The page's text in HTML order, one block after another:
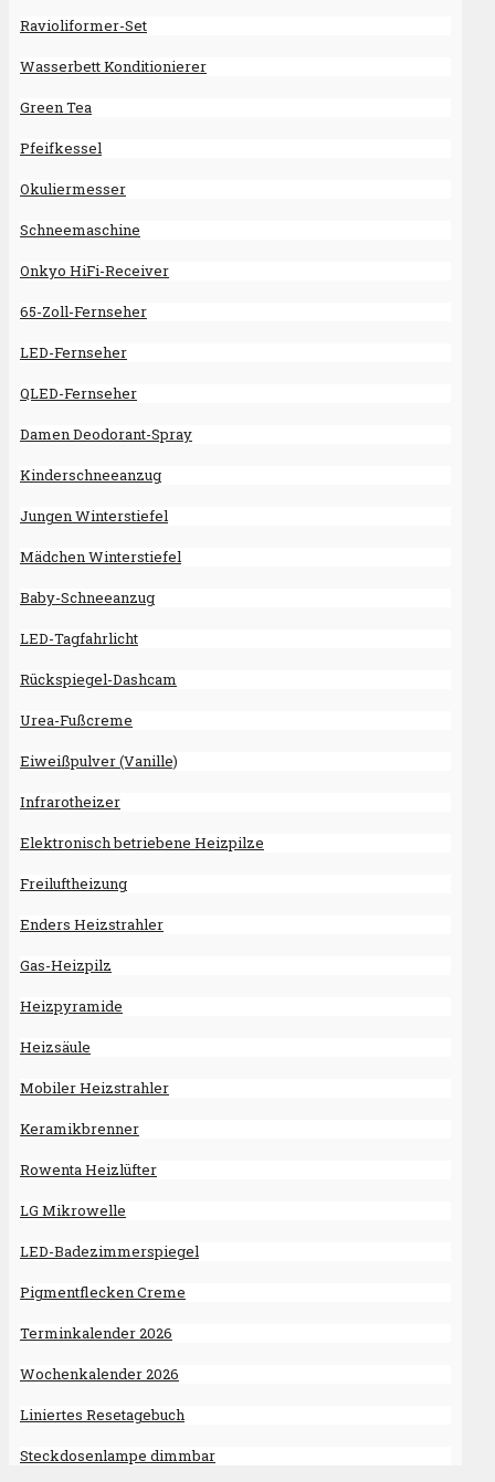
Ravioliformer-Set
Wasserbett Konditionierer
Green Tea
Pfeifkessel
Okuliermesser
Schneemaschine
Onkyo HiFi-​Recei­ver
65-Zoll-Fernseher
LED-Fernseher
QLED-Fernseher
Damen Deodorant-Spray
Kinderschneeanzug
Jungen Winterstiefel
Mädchen Winterstiefel
Baby-Schneeanzug
LED-Tagfahrlicht
Rückspiegel-Dashcam
Urea-Fußcreme
Eiweißpulver (Vanille)
Infrarotheizer
Elektronisch betriebene Heizpilze
Freiluftheizung
Enders Heizstrahler
Gas-Heizpilz
Heizpyramide
Heizsäule
Mobiler Heizstrahler
Keramikbrenner
Rowenta Heizlüfter
LG Mikrowelle
LED-Badezimmerspiegel
Pigmentflecken Creme
Terminkalender 2026
Wochenkalender 2026
Liniertes Resetagebuch
Steckdosenlampe dimmbar